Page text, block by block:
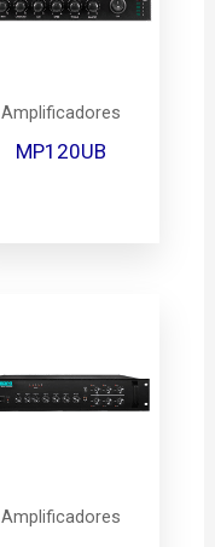
Amplificadores
MP120UB
Amplificadores